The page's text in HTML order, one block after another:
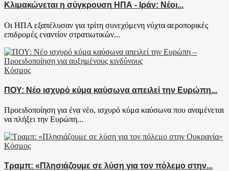
Κλιμακώνεται η σύγκρουση ΗΠΑ - Ιράν: Νέοι...
Οι ΗΠΑ εξαπέλυσαν για τρίτη συνεχόμενη νύχτα αεροπορικές
επιδρομές εναντίον στρατιωτικών...
Κόσμος
ΠΟΥ: Νέο ισχυρό κύμα καύσωνα απειλεί την Ευρώπη...
Προειδοποίηση για ένα νέο, ισχυρό κύμα καύσωνα που αναμένεται
να πλήξει την Ευρώπη...
Κόσμος
Τραμπ: «Πλησιάζουμε σε λύση για τον πόλεμο στην...